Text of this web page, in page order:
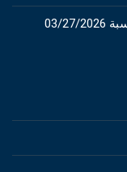
03/27/2026